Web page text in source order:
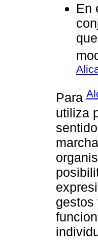
En
Para
utiliza
gestos